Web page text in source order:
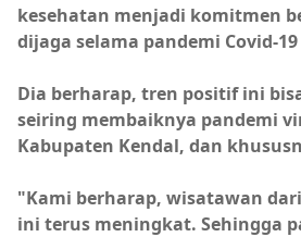
kesehatan menjadi komitmen
dijaga selama pandemi Covid-
Dia berharap, tren positif ini
seiring membaiknya pandemi
Kabupaten Kendal, dan
"Kami berharap, wisatawan
ini terus meningkat. Sehingga